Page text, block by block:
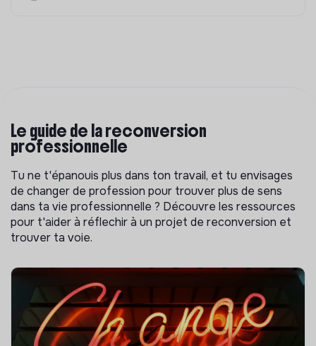
Le guide de la reconversion
professionnelle
Tu ne t'épanouis plus dans ton travail, et tu envisages
de changer de profession pour trouver plus de sens
dans ta vie professionnelle ? Découvre les ressources
pour t'aider à réflechir à un projet de reconversion et
trouver ta voie.